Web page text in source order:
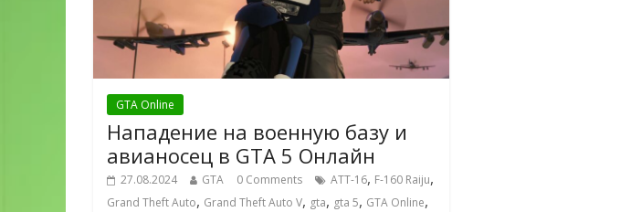
GTA Online
Нападение на военную базу и
авианосец в GTA 5 Онлайн
27.08.2024 GTA 0 Comments ATT-16, F-160 Raiju,
Grand Theft Auto, Grand Theft Auto V, gta, gta 5, GTA Online,